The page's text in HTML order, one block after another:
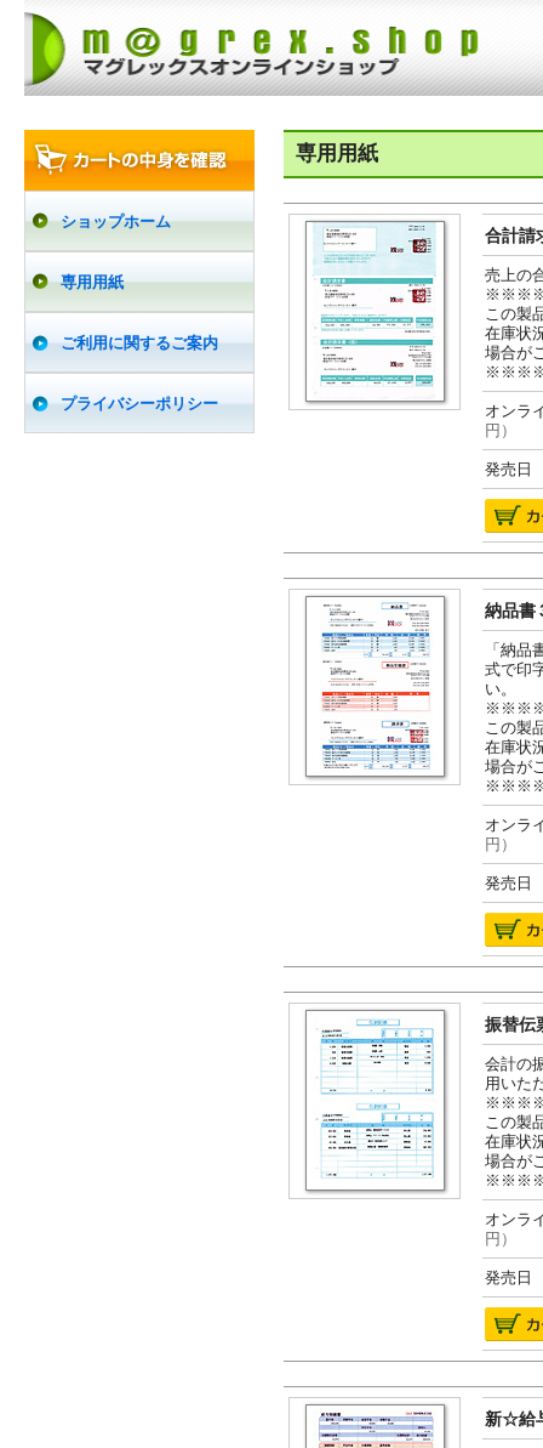
ショップホーム
専用用紙
ご利用に関するご案内
プライバシーポリシー
専用用紙
合計請
売上の
この製
在庫状
場合が
オン
円）
発売日
納品書
「納
式で印
い。
この製
在庫状
場合が
オン
円）
発売日
振替伝
会計の
用いた
この製
在庫状
場合が
オン
円）
発売日
新☆給